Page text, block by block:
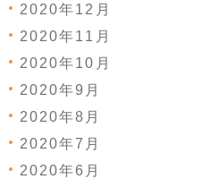
2020年12月
2020年11月
2020年10月
2020年9月
2020年8月
2020年7月
2020年6月